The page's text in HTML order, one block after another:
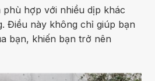
hợp với nhiều dịp khác
Điều này không chỉ giúp bạn
bạn, khiến bạn trở nên